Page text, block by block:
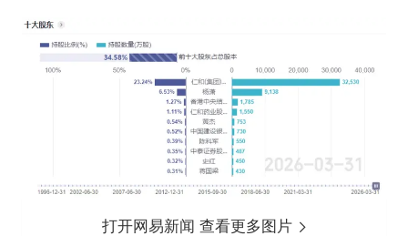
打开网易新闻 查看更多图片